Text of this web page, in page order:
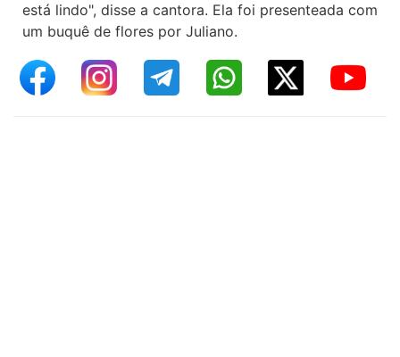
está lindo", disse a cantora. Ela foi presenteada com
um buquê de flores por Juliano.